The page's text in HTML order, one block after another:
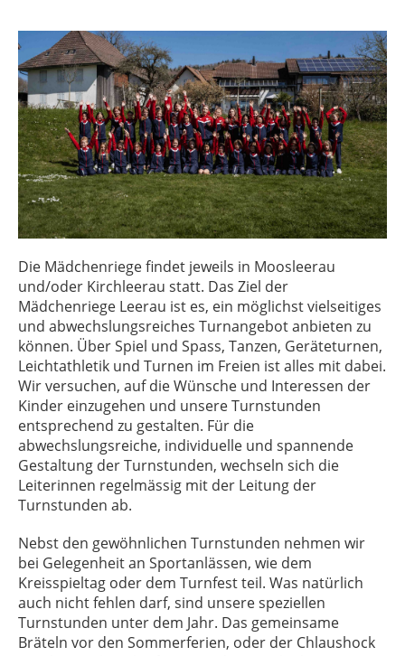
Die Mädchenriege findet jeweils in Moosleerau
und/oder Kirchleerau statt. Das Ziel der
Mädchenriege Leerau ist es, ein möglichst vielseitiges
und abwechslungsreiches Turnangebot anbieten zu
können. Über Spiel und Spass, Tanzen, Geräteturnen,
Leichtathletik und Turnen im Freien ist alles mit dabei.
Wir versuchen, auf die Wünsche und Interessen der
Kinder einzugehen und unsere Turnstunden
entsprechend zu gestalten. Für die
abwechslungsreiche, individuelle und spannende
Gestaltung der Turnstunden, wechseln sich die
Leiterinnen regelmässig mit der Leitung der
Turnstunden ab.
Nebst den gewöhnlichen Turnstunden nehmen wir
bei Gelegenheit an Sportanlässen, wie dem
Kreisspieltag oder dem Turnfest teil. Was natürlich
auch nicht fehlen darf, sind unsere speziellen
Turnstunden unter dem Jahr. Das gemeinsame
Bräteln vor den Sommerferien, oder der Chlaushock